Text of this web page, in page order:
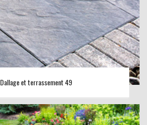
Dallage et terrassement 49